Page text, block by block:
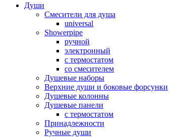
Души
Смесители для душа
universal
Showerpipe
ручной
электронный
с термостатом
со смесителем
Душевые наборы
Верхние души и боковые форсунки
Душевые колонны
Душевые панели
с термостатом
Принадлежности
Ручные души